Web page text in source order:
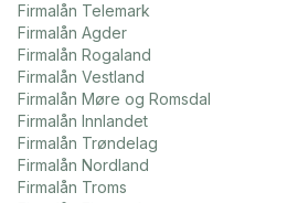
Firmalån Telemark
Firmalån Agder
Firmalån Rogaland
Firmalån Vestland
Firmalån Møre og Romsdal
Firmalån Innlandet
Firmalån Trøndelag
Firmalån Nordland
Firmalån Troms